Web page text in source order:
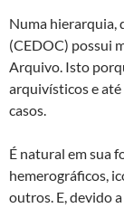
Numa hierarquia,
(CEDOC) possui
Arquivo. Isto
arquivísticos e até
casos.
É natural em sua
hemerográficos,
outros. E, devido